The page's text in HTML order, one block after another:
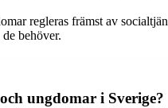
regleras främst av
behöver.
ungdomar i Sverige?